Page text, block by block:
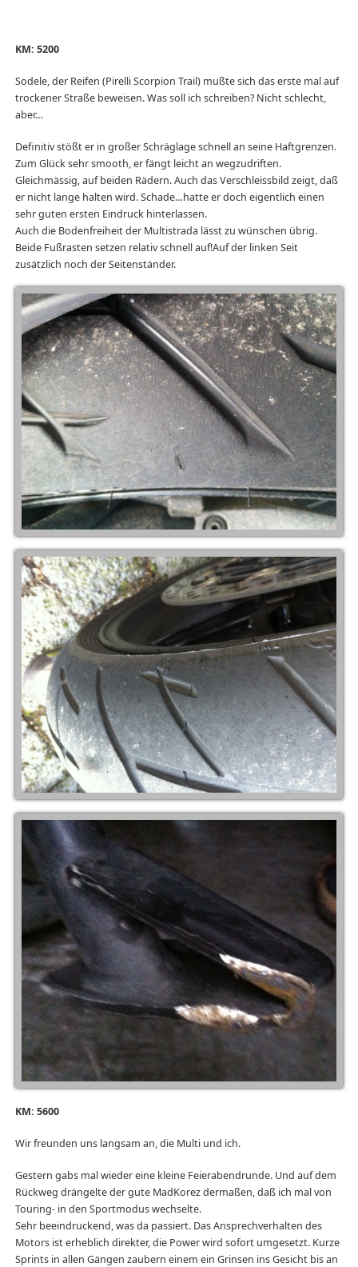
KM: 5200
Sodele, der Reifen (Pirelli Scorpion Trail) mußte sich das erste mal auf
trockener Straße beweisen. Was soll ich schreiben? Nicht schlecht,
aber…
Definitiv stößt er in großer Schräglage schnell an seine Haftgrenzen.
Zum Glück sehr smooth, er fängt leicht an wegzudriften.
Gleichmässig, auf beiden Rädern. Auch das Verschleissbild zeigt, daß
er nicht lange halten wird. Schade…hatte er doch eigentlich einen
sehr guten ersten Eindruck hinterlassen.
Auch die Bodenfreiheit der Multistrada lässt zu wünschen übrig.
Beide Fußrasten setzen relativ schnell auf!Auf der linken Seit
zusätzlich noch der Seitenständer.
KM: 5600
Wir freunden uns langsam an, die Multi und ich.
Gestern gabs mal wieder eine kleine Feierabendrunde. Und auf dem
Rückweg drängelte der gute MadKorez dermaßen, daß ich mal von
Touring- in den Sportmodus wechselte.
Sehr beeindruckend, was da passiert. Das Ansprechverhalten des
Motors ist erheblich direkter, die Power wird sofort umgesetzt. Kurze
Sprints in allen Gängen zaubern einem ein Grinsen ins Gesicht bis an